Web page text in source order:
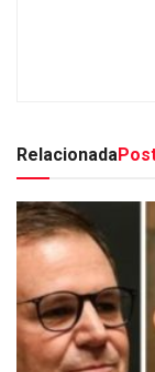
Relacionada